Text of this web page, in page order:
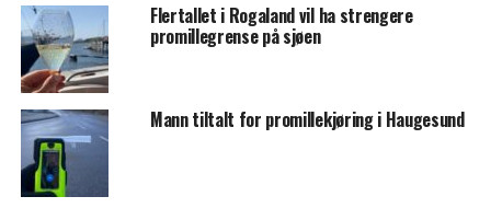
Flertallet i Rogaland vil ha strengere
promillegrense på sjøen
Mann tiltalt for promillekjøring i Haugesund